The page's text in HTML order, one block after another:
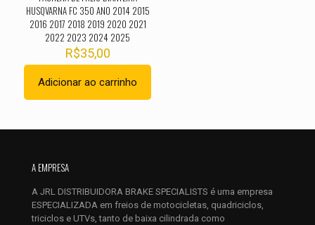
Salvar meus dados neste navegador para a próxima vez que
eu comentar.
HUSQVARNA FC 350 ANO 2014 2015
2016 2017 2018 2019 2020 2021
2022 2023 2024 2025
R$35,00
Adicionar ao carrinho
A EMPRESA
A JRL DISTRIBUIDORA BRAKE SPECIALISTS é uma empresa
ESPECIALIZADA em freios de motocicletas, quadriciclos,
triciclos e UTVs, tanto de baixa cilindrada como